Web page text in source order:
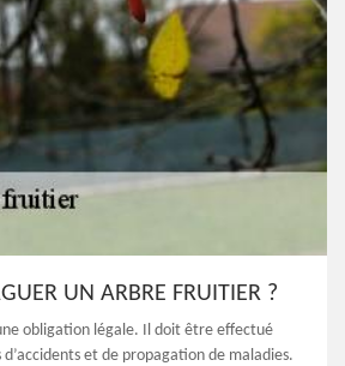
UN ARBRE FRUITIER ?
obligation légale. Il doit être effectué
et de propagation de maladies.